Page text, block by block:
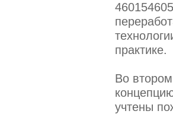
практике.
Во
учтены